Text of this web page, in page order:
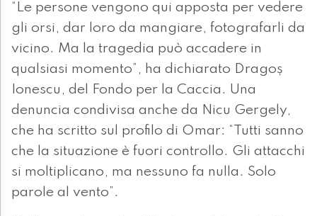
“Le persone vengono qui apposta per vedere
gli orsi, dar loro da mangiare, fotografarli da
vicino. Ma la tragedia può accadere in
qualsiasi momento”, ha dichiarato Dragoș
Ionescu, del Fondo per la Caccia. Una
denuncia condivisa anche da Nicu Gergely,
che ha scritto sul profilo di Omar: “Tutti sanno
che la situazione è fuori controllo. Gli attacchi
si moltiplicano, ma nessuno fa nulla. Solo
parole al vento”.